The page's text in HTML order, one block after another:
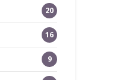
20
16
9